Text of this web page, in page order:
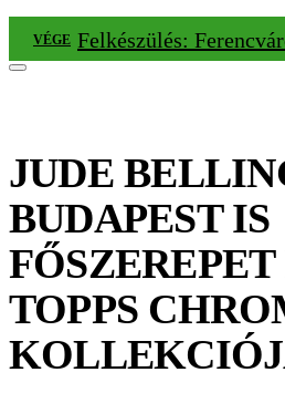
VÉGE Felkészülés:
JUDE
BUDAPEST IS
TOPPS